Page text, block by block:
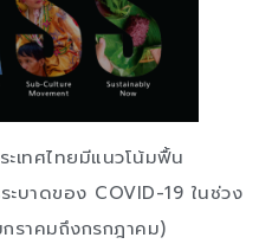
เทศไทยมีแนวโน้มฟื้น
บาดของ COVID-19 ในช่วง
ราคมถึงกรกฎาคม)